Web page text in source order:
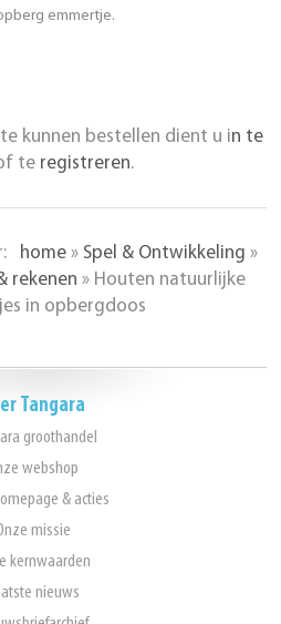
emmertje.
kunnen bestellen dient u in te
te registreren.
home » Spel & Ontwikkeling »
rekenen » Houten natuurlijke
in opbergdoos
Tangara
groothandel
webshop
& acties
missie
kernwaarden
nieuws